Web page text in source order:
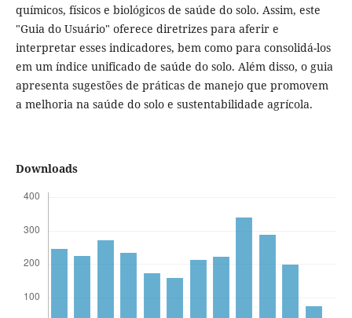
químicos, físicos e biológicos de saúde do solo. Assim, este
"Guia do Usuário" oferece diretrizes para aferir e
interpretar esses indicadores, bem como para consolidá-los
em um índice unificado de saúde do solo. Além disso, o guia
apresenta sugestões de práticas de manejo que promovem
a melhoria na saúde do solo e sustentabilidade agrícola.
Downloads